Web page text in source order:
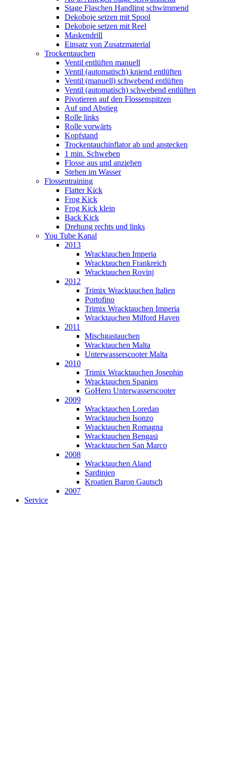
Stage Flaschen Handling schwimmend
Dekoboje setzen mit Spool
Dekoboje setzen mit Reel
Maskendrill
Einsatz von Zusatzmaterial
Trockentauchen
Ventil entlüften manuell
Ventil (automatisch) kniend entlüften
Ventil (manuell) schwebend entlüften
Ventil (automatisch) schwebend entlüften
Pivotieren auf den Flossenspitzen
Auf und Abstieg
Rolle links
Rolle vorwärts
Kopfstand
Trockentauchinflator ab und anstecken
1 min. Schweben
Flosse aus und anziehen
Stehen im Wasser
Flossentraining
Flatter Kick
Frog Kick
Frog Kick klein
Back Kick
Drehung rechts und links
You Tube Kanal
2013
Wracktauchen Imperia
Wracktauchen Frankreich
Wracktauchen Rovinj
2012
Trimix Wracktauchen Italien
Portofino
Trimix Wracktauchen Imperia
Wracktauchen Milford Haven
2011
Mischgastauchen
Wracktauchen Malta
Unterwasserscooter Malta
2010
Trimix Wracktauchen Josephin
Wracktauchen Spanien
GoHero Unterwasserscooter
2009
Wracktauchen Loredan
Wracktauchen Isonzo
Wracktauchen Romagna
Wracktauchen Bengasi
Wracktauchen San Marco
2008
Wracktauchen Aland
Sardinien
Kroatien Baron Gautsch
2007
Service